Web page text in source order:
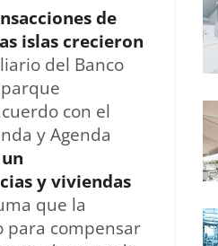
de
islas crecieron
del Banco
con el
y Agenda
un
y viviendas
que la
para compensar